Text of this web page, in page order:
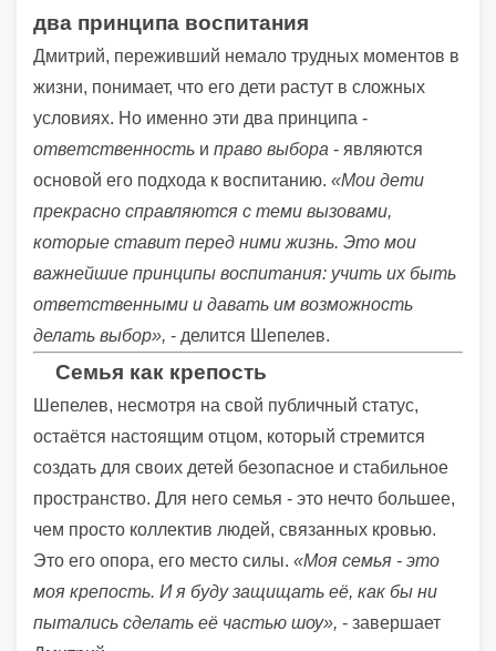
два принципа воспитания
Дмитрий, переживший немало трудных моментов в
жизни, понимает, что его дети растут в сложных
условиях. Но именно эти два принципа -
ответственность и право выбора - являются
основой его подхода к воспитанию. «Мои дети
прекрасно справляются с теми вызовами,
которые ставит перед ними жизнь. Это мои
важнейшие принципы воспитания: учить их быть
ответственными и давать им возможность
делать выбор», - делится Шепелев.
Семья как крепость
Шепелев, несмотря на свой публичный статус,
остаётся настоящим отцом, который стремится
создать для своих детей безопасное и стабильное
пространство. Для него семья - это нечто большее,
чем просто коллектив людей, связанных кровью.
Это его опора, его место силы. «Моя семья - это
моя крепость. И я буду защищать её, как бы ни
пытались сделать её частью шоу», - завершает